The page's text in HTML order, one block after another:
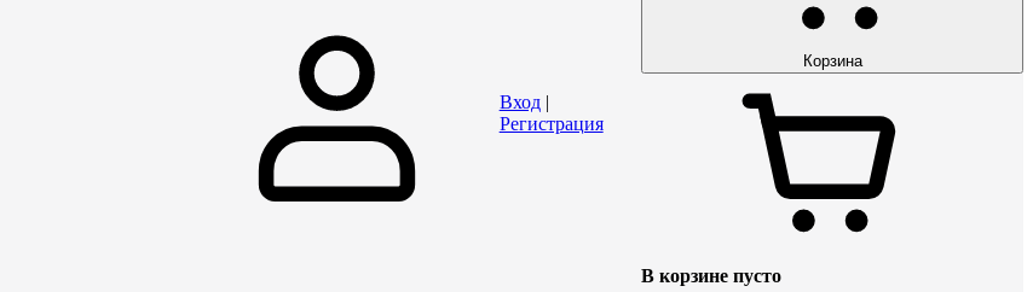
Вход|
Регистрация
Корзина
В корзине пусто